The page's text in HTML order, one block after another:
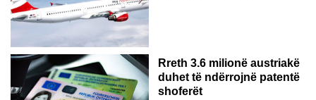
Rreth 3.6 milionë austriakë
duhet të ndërrojnë patentë
shoferët